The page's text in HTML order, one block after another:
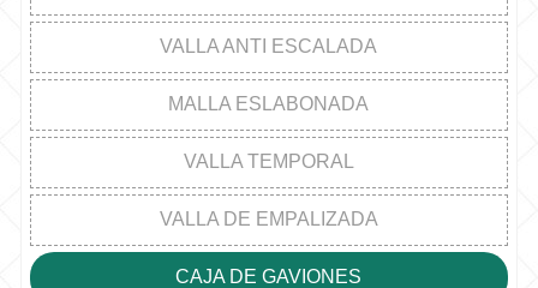
VALLA ANTI ESCALADA
MALLA ESLABONADA
VALLA TEMPORAL
VALLA DE EMPALIZADA
CAJA DE GAVIONES